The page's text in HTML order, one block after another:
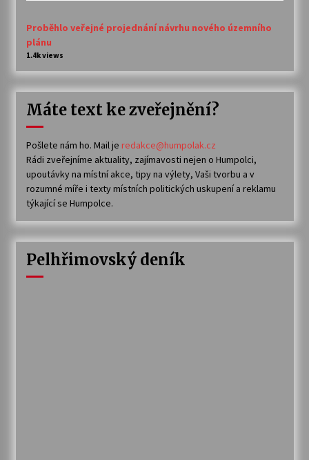
Proběhlo veřejné projednání návrhu nového územního
plánu
1.4k views
Máte text ke zveřejnění?
Pošlete nám ho. Mail je redakce@humpolak.cz
Rádi zveřejníme aktuality, zajímavosti nejen o Humpolci,
upoutávky na místní akce, tipy na výlety, Vaši tvorbu a v
rozumné míře i texty místních politických uskupení a reklamu
týkající se Humpolce.
Pelhřimovský deník